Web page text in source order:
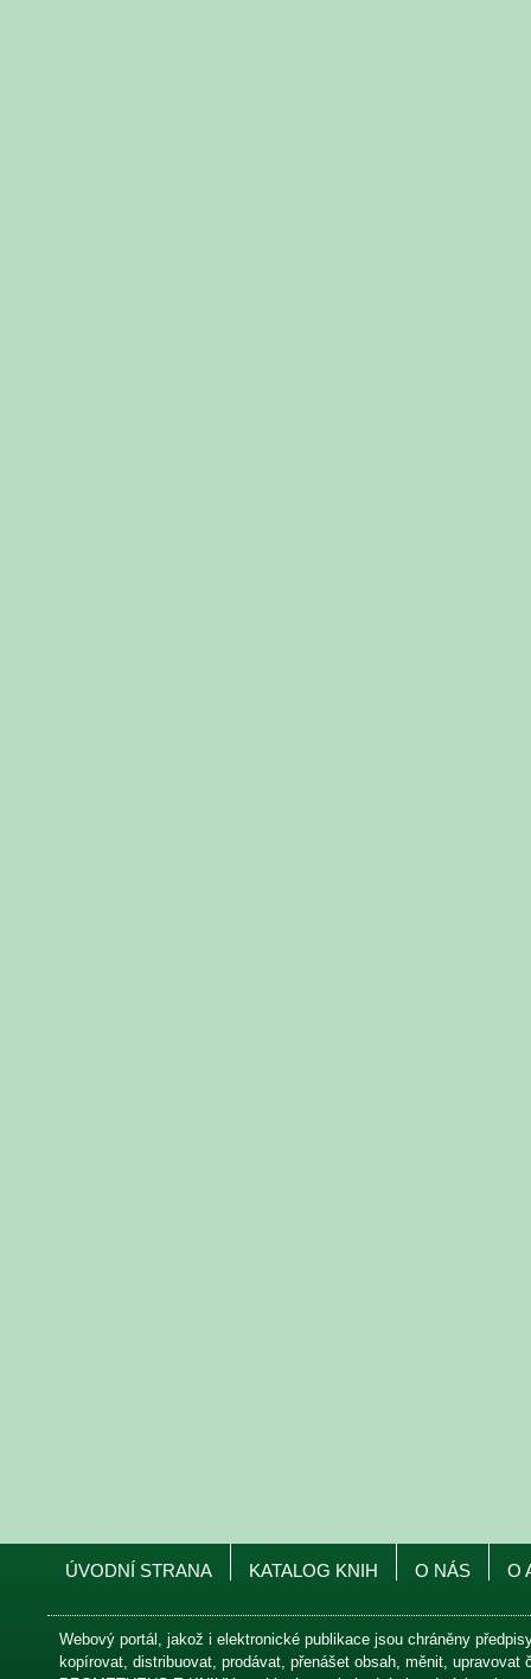
ÚVODNÍ STRANA KATALOG KNIH O NÁS O
Webový portál, jakož i elektronické publikace jsou chráněny
kopírovat, distribuovat, prodávat, přenášet obsah, měnit,